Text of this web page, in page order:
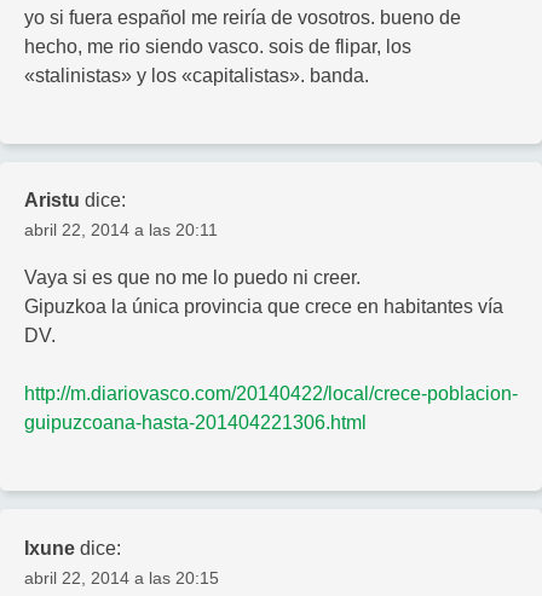
yo si fuera español me reiría de vosotros. bueno de
hecho, me rio siendo vasco. sois de flipar, los
«stalinistas» y los «capitalistas». banda.
Aristu dice:
abril 22, 2014 a las 20:11
Vaya si es que no me lo puedo ni creer.
Gipuzkoa la única provincia que crece en habitantes vía
DV.
http://m.diariovasco.com/20140422/local/crece-poblacion-
guipuzcoana-hasta-201404221306.html
Ixune dice:
abril 22, 2014 a las 20:15